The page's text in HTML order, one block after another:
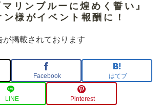
リンブルーに煌めく誓い』
様がイベント報酬に！
掲載されております
Facebook はてブ
LINE Pinterest